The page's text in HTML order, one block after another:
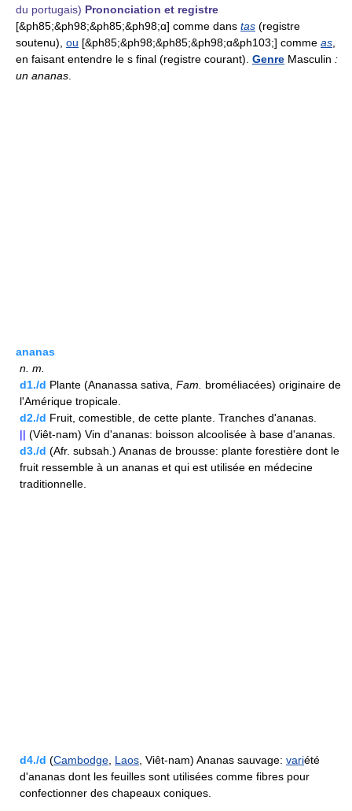
du portugais) Prononciation et registre
[&ph85;&ph98;&ph85;&ph98;ɑ] comme dans tas (registre
soutenu), ou [&ph85;&ph98;&ph85;&ph98;ɑ&ph103;] comme as
en faisant entendre le s final (registre courant). Genre Masculin :
un ananas
ananas
n. m.
d1./d Plante (Ananassa sativa, Fam.
broméliacées) originaire de
l'Amérique tropicale.
d2./d Fruit, comestible, de cette plante. Tranches d'ananas.
|| (Viêt-nam) Vin d'ananas: boisson alcoolisée à base d'ananas.
d3./d (Afr. subsah.) Ananas de brousse: plante forestière dont le
fruit ressemble à un ananas et qui est utilisée en médecine
traditionnelle.
d4./d (Cambodge Laos , Viêt-nam) Ananas sauvage: variété
d'ananas dont les feuilles sont utilisées comme fibres pour
confectionner des chapeaux coniques.